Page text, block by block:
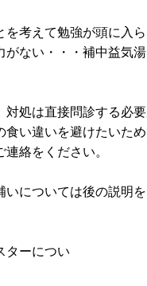
を考えて勉強が頭に入
がない・・・補中益気湯
対処は直接問診する必
食い違いを避けたいた
絡をください。
いについては後の説明
ーについ